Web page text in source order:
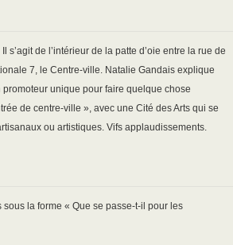
de l’intérieur de la patte d’oie entre la rue de
7, le Centre-ville. Natalie Gandais explique
promoteur unique pour faire quelque chose
de centre-ville », avec une Cité des Arts qui se
ou artistiques. Vifs applaudissements.
la forme « Que se passe-t-il pour les